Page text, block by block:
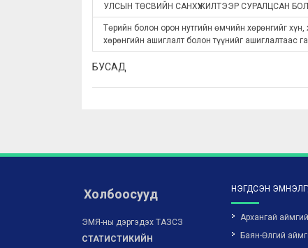
УЛСЫН ТӨСВИЙН САНХҮҮЖИЛТЭЭР СУРАЛЦСАН
Төрийн болон орон нутгийн өмчийн хөрөнгийг
хөрөнгийн ашиглалт болон түүнийг ашиглалтаас
БУСАД
Холбоосууд
ЭМЯ-ны дэргэдэх ТАЗСЗ
СТАТИСТИКИЙН
НЭГДСЭН
Архангай
Баян-Өлгий